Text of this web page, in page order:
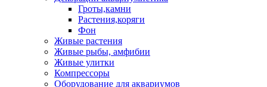
Гроты,камни
Растения,коряги
Фон
Живые растения
Живые рыбы, амфибии
Живые улитки
Компрессоры
Оборудование для аквариумов